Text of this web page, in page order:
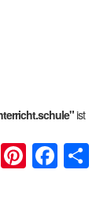
ist
Twitter